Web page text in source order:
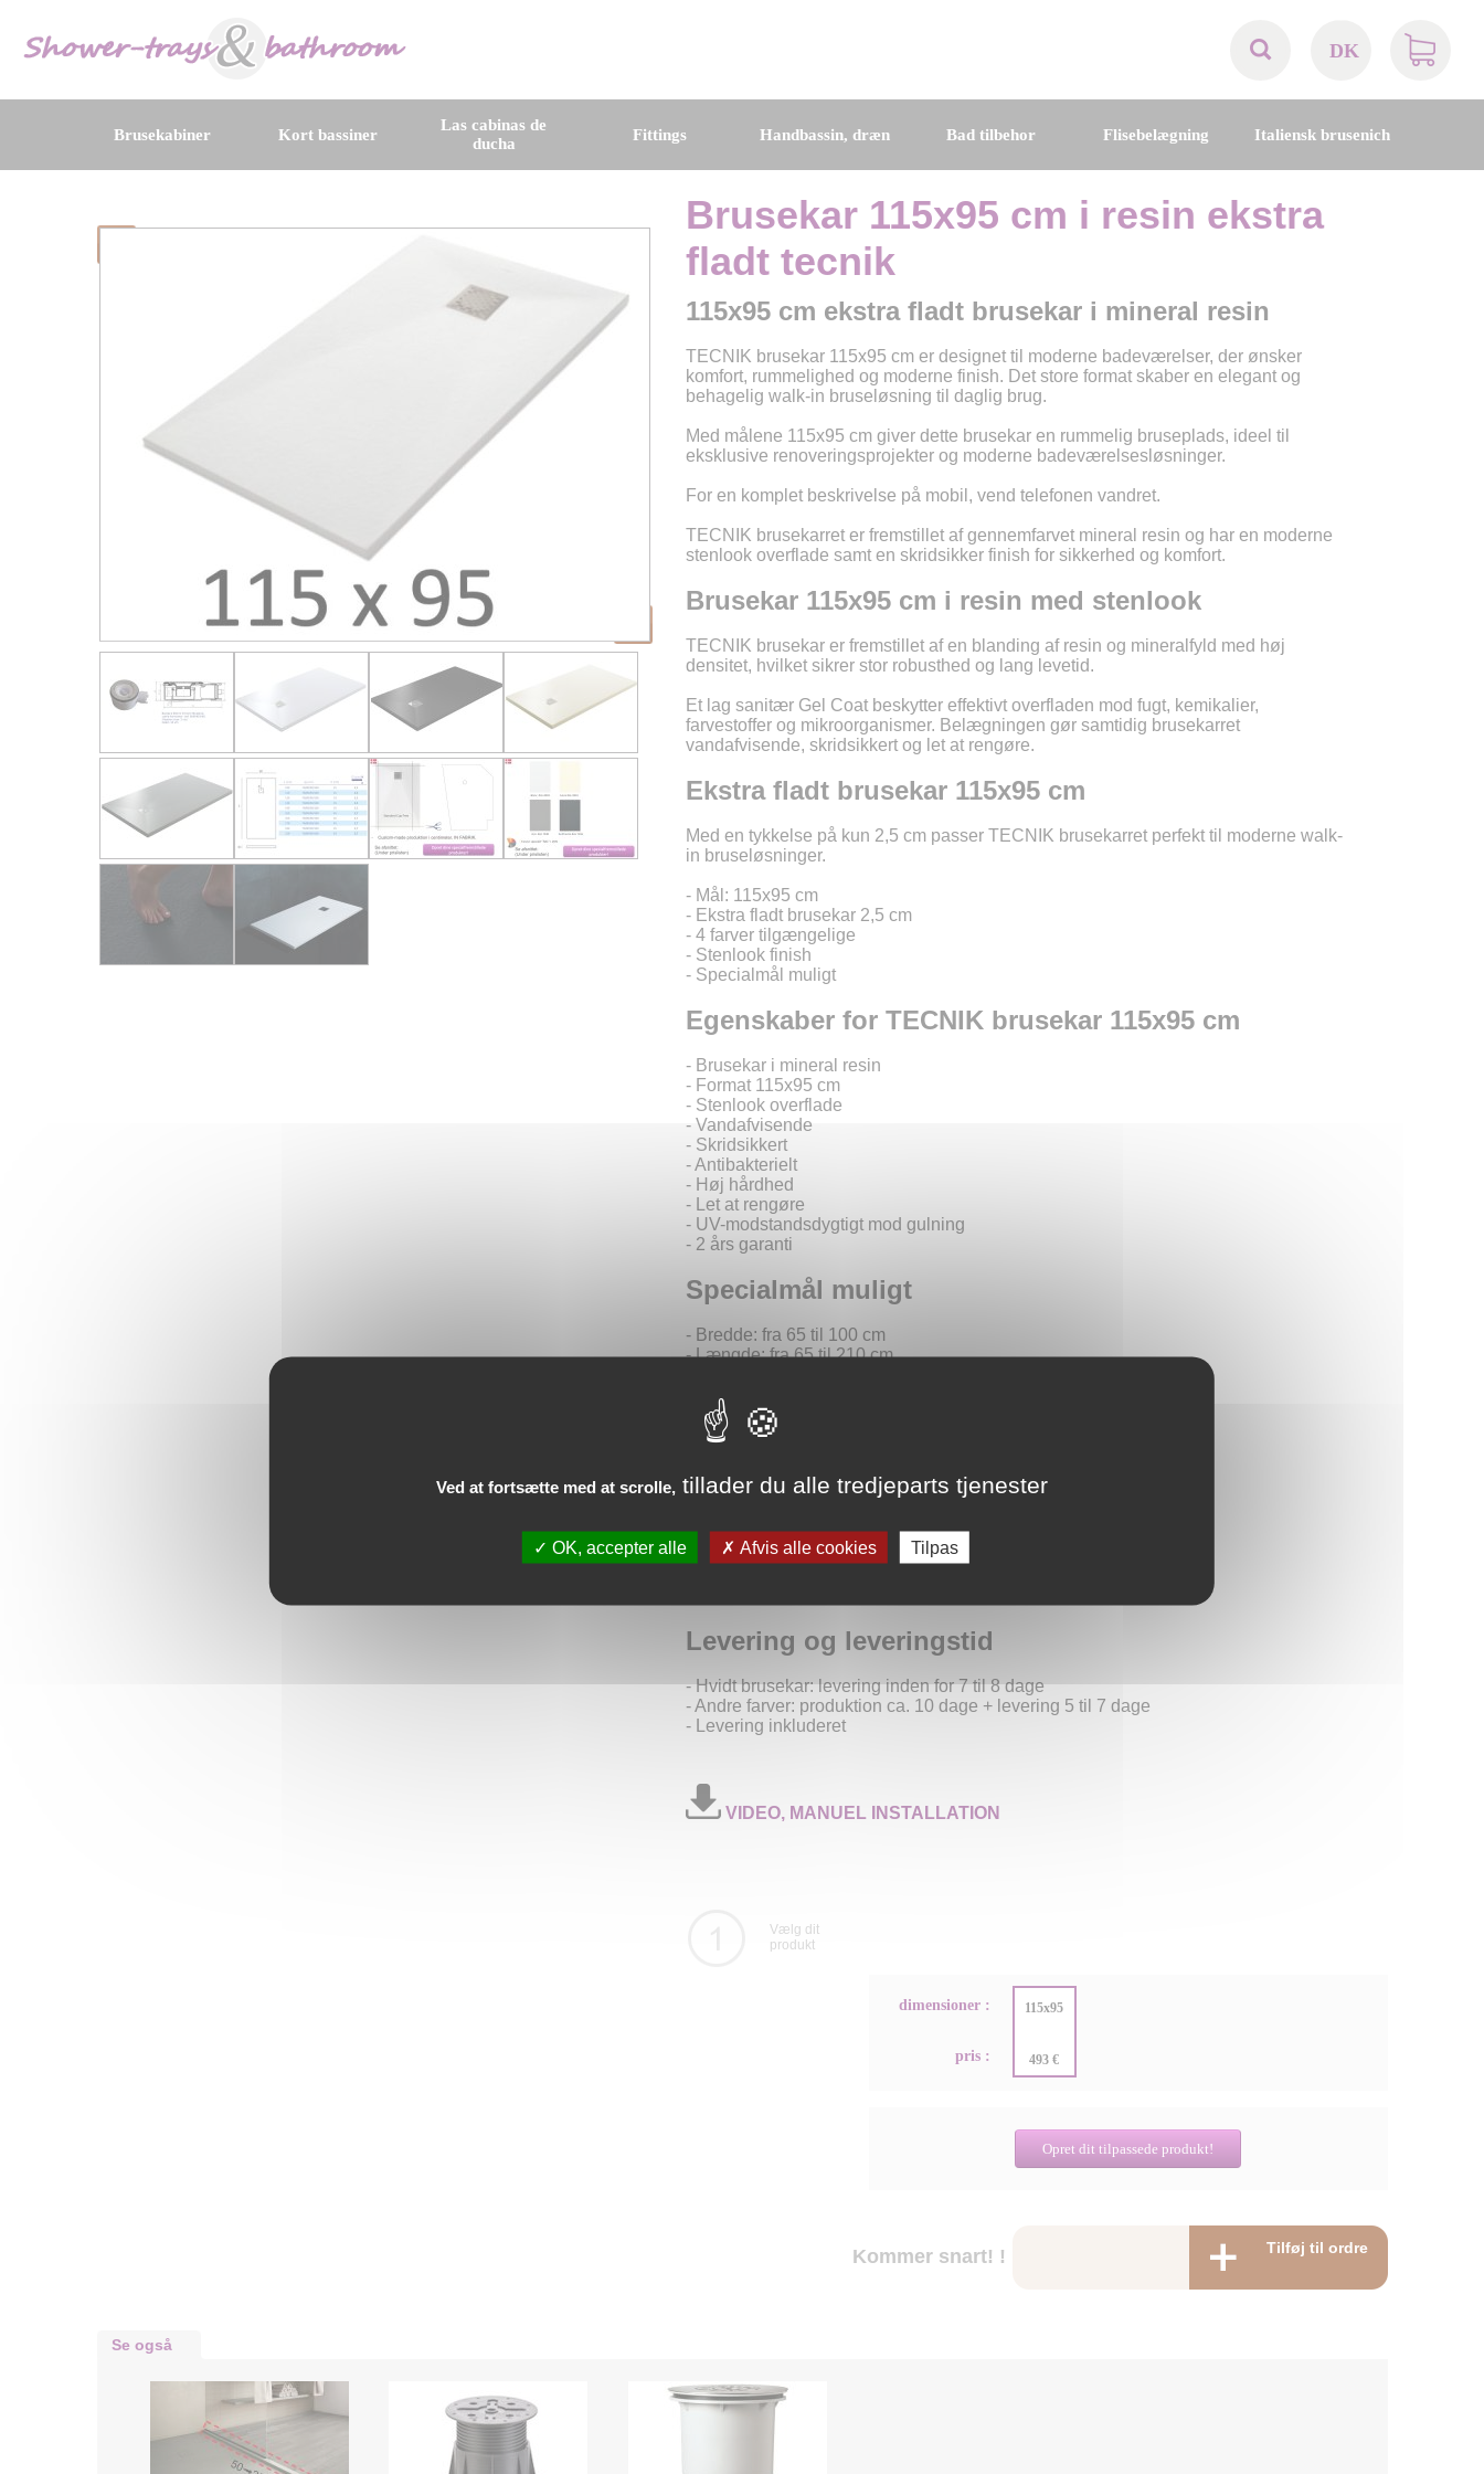
DK
BE
LU
Brusekabiner Kort bassiner
Las cabinas de
ducha
Fittings Handbassin, dræn Bad tilbehor Flisebelægning Italiensk brusenich
Brusekar 115x95 cm i resin ekstra
fladt tecnik
115x95 cm ekstra fladt brusekar i mineral resin
TECNIK brusekar 115x95 cm er designet til moderne badeværelser, der ønsker
komfort, rummelighed og moderne finish. Det store format skaber en elegant og
behagelig walk-in bruseløsning til daglig brug.
Med målene 115x95 cm giver dette brusekar en rummelig bruseplads, ideel til
eksklusive renoveringsprojekter og moderne badeværelsesløsninger.
For en komplet beskrivelse på mobil, vend telefonen vandret.
TECNIK brusekarret er fremstillet af gennemfarvet mineral resin og har en moderne
stenlook overflade samt en skridsikker finish for sikkerhed og komfort.
Brusekar 115x95 cm i resin med stenlook
TECNIK brusekar er fremstillet af en blanding af resin og mineralfyld med høj
densitet, hvilket sikrer stor robusthed og lang levetid.
Et lag sanitær Gel Coat beskytter effektivt overfladen mod fugt, kemikalier,
farvestoffer og mikroorganismer. Belægningen gør samtidig brusekarret
vandafvisende, skridsikkert og let at rengøre.
Ekstra fladt brusekar 115x95 cm
Med en tykkelse på kun 2,5 cm passer TECNIK brusekarret perfekt til moderne walk-
in bruseløsninger.
- Mål: 115x95 cm
- Ekstra fladt brusekar 2,5 cm
- 4 farver tilgængelige
- Stenlook finish
- Specialmål muligt
Egenskaber for TECNIK brusekar 115x95 cm
- Brusekar i mineral resin
- Format 115x95 cm
- Stenlook overflade
- Vandafvisende
- Skridsikkert
- Antibakterielt
- Høj hårdhed
- Let at rengøre
- UV-modstandsdygtigt mod gulning
- 2 års garanti
Specialmål muligt
- Bredde: fra 65 til 100 cm
- Længde: fra 65 til 210 cm
Inkluderet med brusekarret
- Rustfri stålplade
Tilgængelige muligheder
Levering og leveringstid
- Hvidt brusekar: levering inden for 7 til 8 dage
- Andre farver: produktion ca. 10 dage + levering 5 til 7 dage
- Levering inkluderet
VIDEO, MANUEL INSTALLATION
Vælg dit
produkt
dimensioner :
pris :
115x95
493 €
Opret dit tilpassede produkt!
Kommer snart! ! Tilføj til ordre
Se også
Ved at fortsætte med at scrolle, tillader du alle tredjeparts tjenester
OK, accepter alle Afvis alle cookies Tilpas